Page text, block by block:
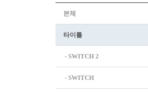
본체
타이틀
- SWITCH 2
- SWITCH